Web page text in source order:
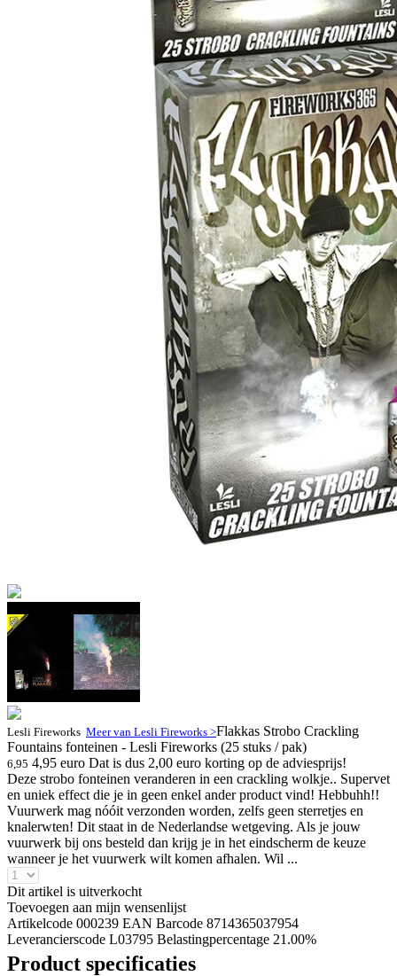
Lesli Fireworks Meer van Lesli Fireworks >Flakkas Strobo Crackling
Fountains fonteinen - Lesli Fireworks (25 stuks / pak)
6,95 4,95 euro Dat is dus 2,00 euro korting op de adviesprijs!
Deze strobo fonteinen veranderen in een crackling wolkje.. Supervet
en uniek effect die je in geen enkel ander product vind! Hebbuhh!!
Vuurwerk mag nóóit verzonden worden, zelfs geen sterretjes en
knalerwten! Dit staat in de Nederlandse wetgeving. Als je jouw
vuurwerk bij ons besteld dan krijg je in het eindscherm de keuze
wanneer je het vuurwerk wilt komen afhalen. Wil ...
Dit artikel is uitverkocht
Toevoegen aan mijn wensenlijst
Artikelcode 000239 EAN Barcode 8714365037954
Leverancierscode L03795 Belastingpercentage 21.00%
Product specificaties